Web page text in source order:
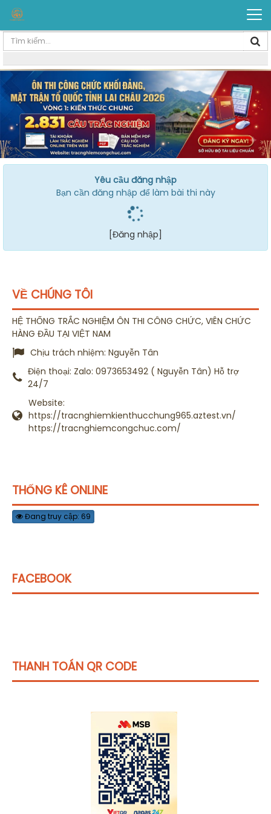
Yêu cầu đăng nhập
Bạn cần đăng nhập để làm bài thi này
[Đăng nhập]
VỀ CHÚNG TÔI
HỆ THỐNG TRẮC NGHIỆM ÔN THI CÔNG CHỨC, VIÊN CHỨC
HÀNG ĐẦU TẠI VIỆT NAM
Chịu trách nhiệm: Nguyễn Tân
Điện thoại: Zalo: 0973653492 ( Nguyễn Tân) Hỗ trợ
24/7
Website:
https://tracnghiemkienthucchung965.aztest.vn/
https://tracnghiemcongchuc.com/
THỐNG KÊ ONLINE
Đang truy cập: 69
FACEBOOK
THANH TOÁN QR CODE